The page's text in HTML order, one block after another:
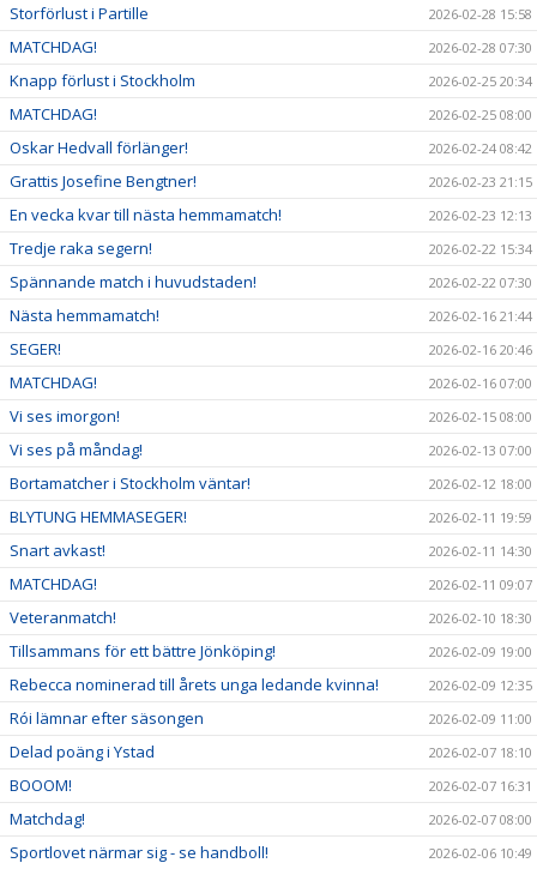
Storförlust i Partille 2026-02-28 15:58
MATCHDAG! 2026-02-28 07:30
Knapp förlust i Stockholm 2026-02-25 20:34
MATCHDAG! 2026-02-25 08:00
Oskar Hedvall förlänger! 2026-02-24 08:42
Grattis Josefine Bengtner! 2026-02-23 21:15
En vecka kvar till nästa hemmamatch! 2026-02-23 12:13
Tredje raka segern! 2026-02-22 15:34
Spännande match i huvudstaden! 2026-02-22 07:30
Nästa hemmamatch! 2026-02-16 21:44
SEGER! 2026-02-16 20:46
MATCHDAG! 2026-02-16 07:00
Vi ses imorgon! 2026-02-15 08:00
Vi ses på måndag! 2026-02-13 07:00
Bortamatcher i Stockholm väntar! 2026-02-12 18:00
BLYTUNG HEMMASEGER! 2026-02-11 19:59
Snart avkast! 2026-02-11 14:30
MATCHDAG! 2026-02-11 09:07
Veteranmatch! 2026-02-10 18:30
Tillsammans för ett bättre Jönköping! 2026-02-09 19:00
Rebecca nominerad till årets unga ledande kvinna! 2026-02-09 12:35
Rói lämnar efter säsongen 2026-02-09 11:00
Delad poäng i Ystad 2026-02-07 18:10
BOOOM! 2026-02-07 16:31
Matchdag! 2026-02-07 08:00
Sportlovet närmar sig - se handboll! 2026-02-06 10:49